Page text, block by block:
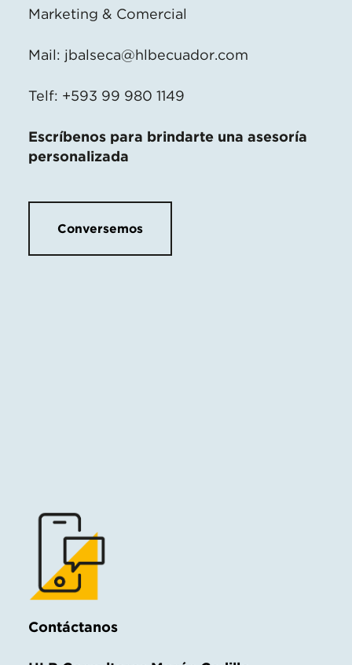
Marketing & Comercial
Mail: jbalseca@hlbecuador.com
Telf: +593 99 980 1149
Escríbenos para brindarte una asesoría
personalizada
Conversemos
Contáctanos